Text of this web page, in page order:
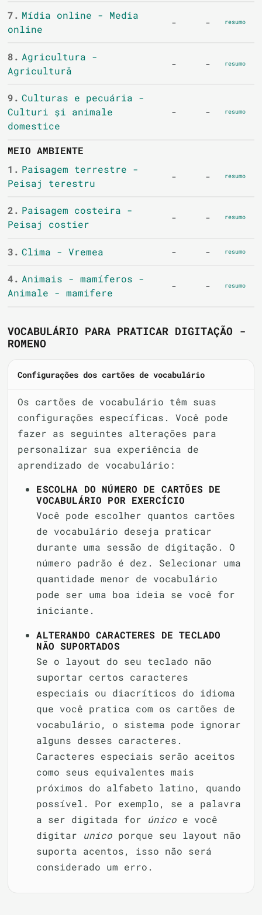
7. Mídia online - Media
online
- - resumo
8. Agricultura -
Agricultură
- - resumo
9. Culturas e pecuária -
Culturi și animale
domestice
- - resumo
MEIO AMBIENTE
1. Paisagem terrestre -
Peisaj terestru
- - resumo
2. Paisagem costeira -
Peisaj costier
- - resumo
3. Clima - Vremea - - resumo
4. Animais - mamíferos -
Animale - mamifere
- - resumo
VOCABULÁRIO PARA PRATICAR DIGITAÇÃO -
ROMENO
Configurações dos cartões de vocabulário
Os cartões de vocabulário têm suas
configurações específicas. Você pode
fazer as seguintes alterações para
personalizar sua experiência de
aprendizado de vocabulário:
ESCOLHA DO NÚMERO DE CARTÕES DE
VOCABULÁRIO POR EXERCÍCIO
Você pode escolher quantos cartões
de vocabulário deseja praticar
durante uma sessão de digitação. O
número padrão é dez. Selecionar uma
quantidade menor de vocabulário
pode ser uma boa ideia se você for
iniciante.
ALTERANDO CARACTERES DE TECLADO
NÃO SUPORTADOS
Se o layout do seu teclado não
suportar certos caracteres
especiais ou diacríticos do idioma
que você pratica com os cartões de
vocabulário, o sistema pode ignorar
alguns desses caracteres.
Caracteres especiais serão aceitos
como seus equivalentes mais
próximos do alfabeto latino, quando
possível. Por exemplo, se a palavra
a ser digitada for único e você
digitar unico porque seu layout não
suporta acentos, isso não será
considerado um erro.